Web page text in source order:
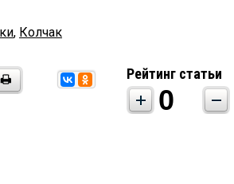
, Колчак
Рейтинг статьи
0